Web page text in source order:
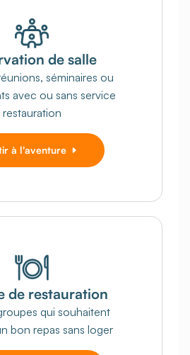
de salle
séminaires ou
avec ou sans service
restauration
à l'aventure
de restauration
qui souhaitent
bon repas sans loger